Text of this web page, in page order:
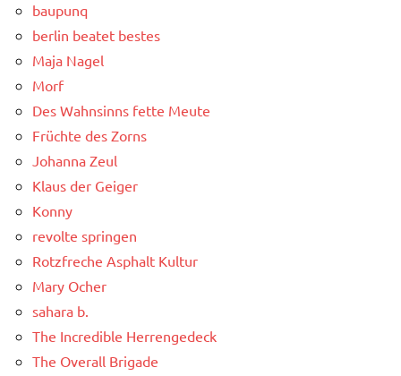
baupunq
berlin beatet bestes
Maja Nagel
Morf
Des Wahnsinns fette Meute
Früchte des Zorns
Johanna Zeul
Klaus der Geiger
Konny
revolte springen
Rotzfreche Asphalt Kultur
Mary Ocher
sahara b.
The Incredible Herrengedeck
The Overall Brigade